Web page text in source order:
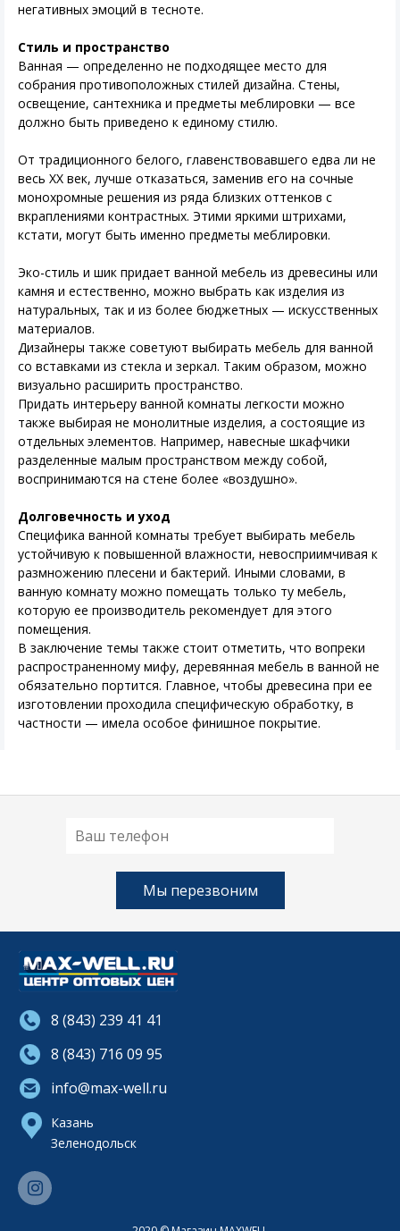
негативных эмоций в тесноте.
Стиль и пространство
Ванная — определенно не подходящее место для
собрания противоположных стилей дизайна. Стены,
освещение, сантехника и предметы меблировки — все
должно быть приведено к единому стилю.
От традиционного белого, главенствовавшего едва ли не
весь XX век, лучше отказаться, заменив его на сочные
монохромные решения из ряда близких оттенков с
вкраплениями контрастных. Этими яркими штрихами,
кстати, могут быть именно предметы меблировки.
Эко-стиль и шик придает ванной мебель из древесины или
камня и естественно, можно выбрать как изделия из
натуральных, так и из более бюджетных — искусственных
материалов.
Дизайнеры также советуют выбирать мебель для ванной
со вставками из стекла и зеркал. Таким образом, можно
визуально расширить пространство.
Придать интерьеру ванной комнаты легкости можно
также выбирая не монолитные изделия, а состоящие из
отдельных элементов. Например, навесные шкафчики
разделенные малым пространством между собой,
воспринимаются на стене более «воздушно».
Долговечность и уход
Специфика ванной комнаты требует выбирать мебель
устойчивую к повышенной влажности, невосприимчивая к
размножению плесени и бактерий. Иными словами, в
ванную комнату можно помещать только ту мебель,
которую ее производитель рекомендует для этого
помещения.
В заключение темы также стоит отметить, что вопреки
распространенному мифу, деревянная мебель в ванной не
обязательно портится. Главное, чтобы древесина при ее
изготовлении проходила специфическую обработку, в
частности — имела особое финишное покрытие.
8 (843) 239 41 41
8 (843) 716 09 95
info@max-well.ru
Казань
Зеленодольск